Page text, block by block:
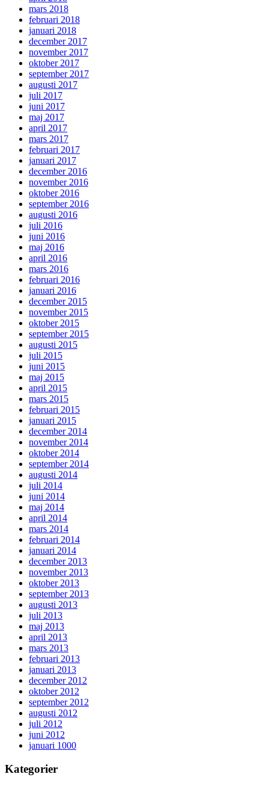
mars 2018
februari 2018
januari 2018
december 2017
november 2017
oktober 2017
september 2017
augusti 2017
juli 2017
juni 2017
maj 2017
april 2017
mars 2017
februari 2017
januari 2017
december 2016
november 2016
oktober 2016
september 2016
augusti 2016
juli 2016
juni 2016
maj 2016
april 2016
mars 2016
februari 2016
januari 2016
december 2015
november 2015
oktober 2015
september 2015
augusti 2015
juli 2015
juni 2015
maj 2015
april 2015
mars 2015
februari 2015
januari 2015
december 2014
november 2014
oktober 2014
september 2014
augusti 2014
juli 2014
juni 2014
maj 2014
april 2014
mars 2014
februari 2014
januari 2014
december 2013
november 2013
oktober 2013
september 2013
augusti 2013
juli 2013
maj 2013
april 2013
mars 2013
februari 2013
januari 2013
december 2012
oktober 2012
september 2012
augusti 2012
juli 2012
juni 2012
januari 1000
Kategorier